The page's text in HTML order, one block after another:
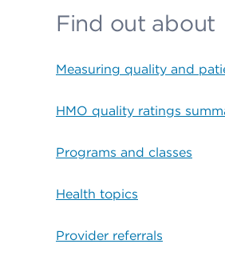
Find out about
Measuring quality and
HMO quality ratings
Programs and classes
Health topics
Provider referrals